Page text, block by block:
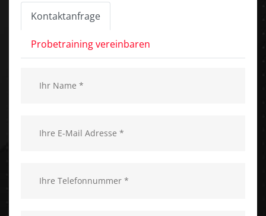
Kontaktanfrage
Probetraining vereinbaren